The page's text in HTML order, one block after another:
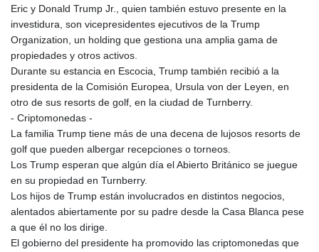
Eric y Donald Trump Jr., quien también estuvo presente en la
investidura, son vicepresidentes ejecutivos de la Trump
Organization, un holding que gestiona una amplia gama de
propiedades y otros activos.
Durante su estancia en Escocia, Trump también recibió a la
presidenta de la Comisión Europea, Ursula von der Leyen, en
otro de sus resorts de golf, en la ciudad de Turnberry.
- Criptomonedas -
La familia Trump tiene más de una decena de lujosos resorts de
golf que pueden albergar recepciones o torneos.
Los Trump esperan que algún día el Abierto Británico se juegue
en su propiedad en Turnberry.
Los hijos de Trump están involucrados en distintos negocios,
alentados abiertamente por su padre desde la Casa Blanca pese
a que él no los dirige.
El gobierno del presidente ha promovido las criptomonedas que